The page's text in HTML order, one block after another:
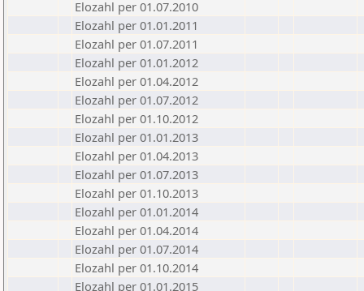
Elozahl per 01.07.2010
Elozahl per 01.01.2011
Elozahl per 01.07.2011
Elozahl per 01.01.2012
Elozahl per 01.04.2012
Elozahl per 01.07.2012
Elozahl per 01.10.2012
Elozahl per 01.01.2013
Elozahl per 01.04.2013
Elozahl per 01.07.2013
Elozahl per 01.10.2013
Elozahl per 01.01.2014
Elozahl per 01.04.2014
Elozahl per 01.07.2014
Elozahl per 01.10.2014
Elozahl per 01.01.2015